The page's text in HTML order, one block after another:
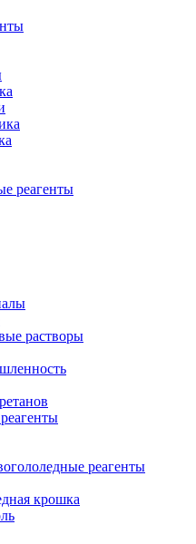
реагенты
растворы
реагенты
крошка